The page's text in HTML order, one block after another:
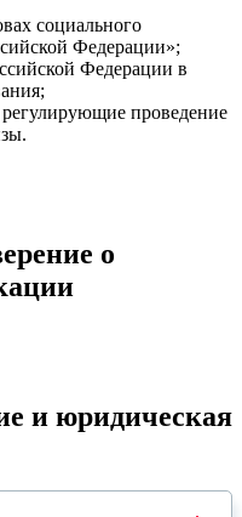
социального
Федерации»;
Федерации в
проведение
о
и юридическая